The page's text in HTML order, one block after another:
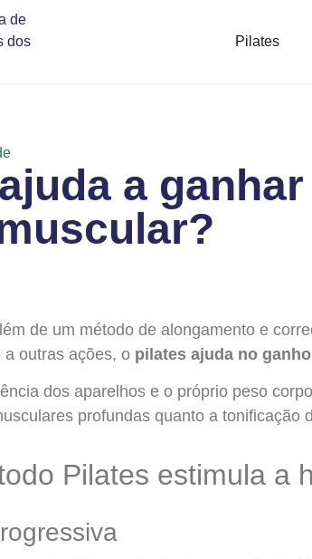
Pilates
a ganhar
de um método de alongamento e
outras ações, o pilates ajuda no
dos aparelhos e o próprio peso
profundas quanto a tonificação
Pilates estimula a